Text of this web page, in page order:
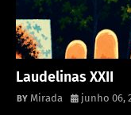
Laudelinas XXII
Mirada junho 06,